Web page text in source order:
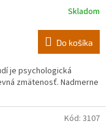
Skladom
Do košíka
je psychologická
zmätenosť. Nadmerne
Kód: 3107